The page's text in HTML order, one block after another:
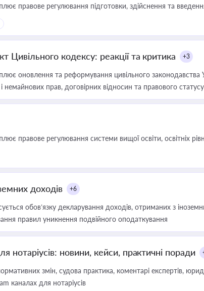
правове регулювання підготовки, здійснення та
Цивільного кодексу: реакції та критика +3
оновлення та реформування цивільного законодавства
немайнових прав, договірних відносин та правового
правове регулювання системи вищої освіти, освітніх
доходів +6
обов’язку декларування доходів, отриманих з
правил уникнення подвійного оподаткування
нотаріусів: новини, кейси, практичні поради
змін, судова практика, коментарі експертів,
каналах для нотаріусів